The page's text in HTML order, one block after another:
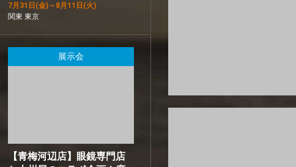
7月31日(金)～8月11日(火)
関東 東京
展示会
【青梅河辺店】眼鏡専門店